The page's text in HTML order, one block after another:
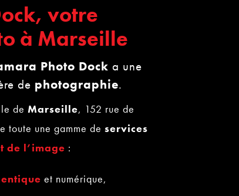
votre
à Marseille
Photo Dock a une
de photographie.
de Marseille, 152 rue de
toute une gamme de services
de l’image :
et numérique,